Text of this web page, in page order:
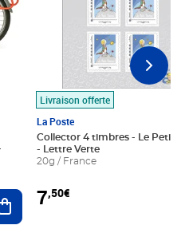
Ajouter au panier
Livraison offerte
La Poste
Collector 4 timbres - Le Petit
- Lettre Verte
20g / France
7,50€